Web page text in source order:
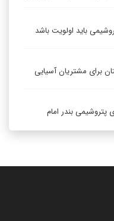
باید اولویت باشد
برای مشتریان آسیایی